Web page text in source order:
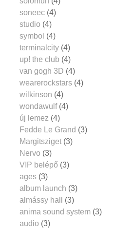
soneec (4)
studio (4)
symbol (4)
terminalcity (4)
up! the club (4)
van gogh 3D (4)
wearerockstars (4)
wilkinson (4)
wondawulf (4)
új lemez (4)
Fedde Le Grand (3)
Margitsziget (3)
Nervo (3)
VIP belépő (3)
ages (3)
album launch (3)
almássy hall
(3)
anima sound system (3)
audio (3)